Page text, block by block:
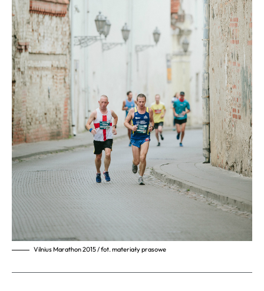
Vilnius Marathon 2015 / fot. materiały prasowe